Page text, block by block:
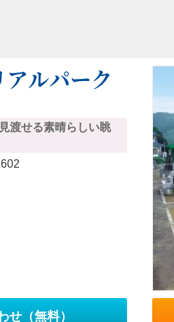
ルパーク
渡せる素晴らしい眺
せ （無料）